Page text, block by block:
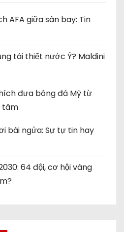
AFA giữa sân bay: Tin
tái thiết nước Ý? Maldini
đưa bóng đá Mỹ từ
tâm
bài ngửa: Sự tự tin hay
64 đội, cơ hội vàng